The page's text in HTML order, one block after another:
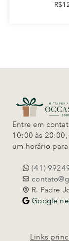
R$
Entre em
10:00 às
um horário
(41)
R. Padre
Google
Links